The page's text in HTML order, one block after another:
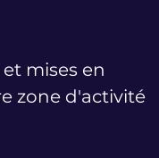
mises en
zone d'activité